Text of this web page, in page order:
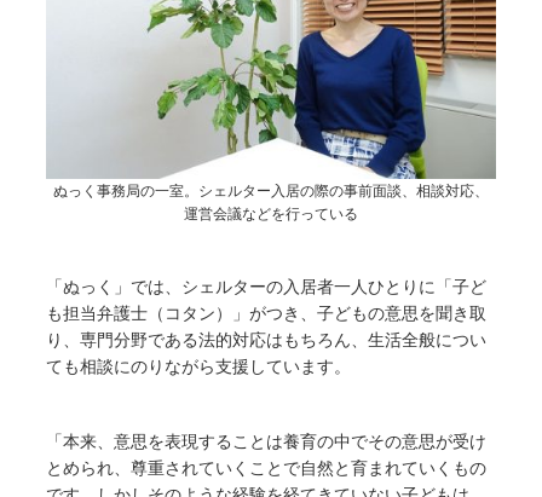
ぬっく事務局の一室。シェルター入居の際の事前面談、相談対応、
運営会議などを行っている
「ぬっく」では、シェルターの入居者一人ひとりに「子ど
も担当弁護士（コタン）」がつき、子どもの意思を聞き取
り、専門分野である法的対応はもちろん、生活全般につい
ても相談にのりながら支援しています。
「本来、意思を表現することは養育の中でその意思が受け
とめられ、尊重されていくことで自然と育まれていくもの